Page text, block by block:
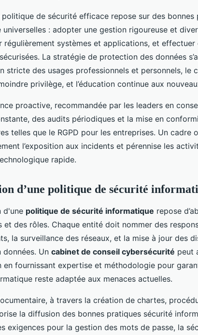
politique de sécurité efficace repose sur des bonnes
universelles : adopter une gestion rigoureuse et
régulièrement systèmes et applications, et effectuer
La stratégie de protection des données
stricte des usages professionnels et personnels, le
privilège, et l’éducation continue aux
proactive, recommandée par les leaders en
des audits périodiques et la mise en
telles que le RGPD pour les entreprises. Un cadre
l’exposition aux incidents et pérennise les
rapide.
d’une politique de sécurité
d'une politique de sécurité informatique repose
et des rôles. Chaque entité doit nommer des
la surveillance des réseaux, et la mise à jour des
données. Un cabinet de conseil cybersécurité peut
en fournissant expertise et méthodologie pour
reste adaptée aux menaces actuelles.
à travers la création de chartes,
la diffusion des bonnes pratiques sécurité
exigences pour la gestion des mots de passe, la